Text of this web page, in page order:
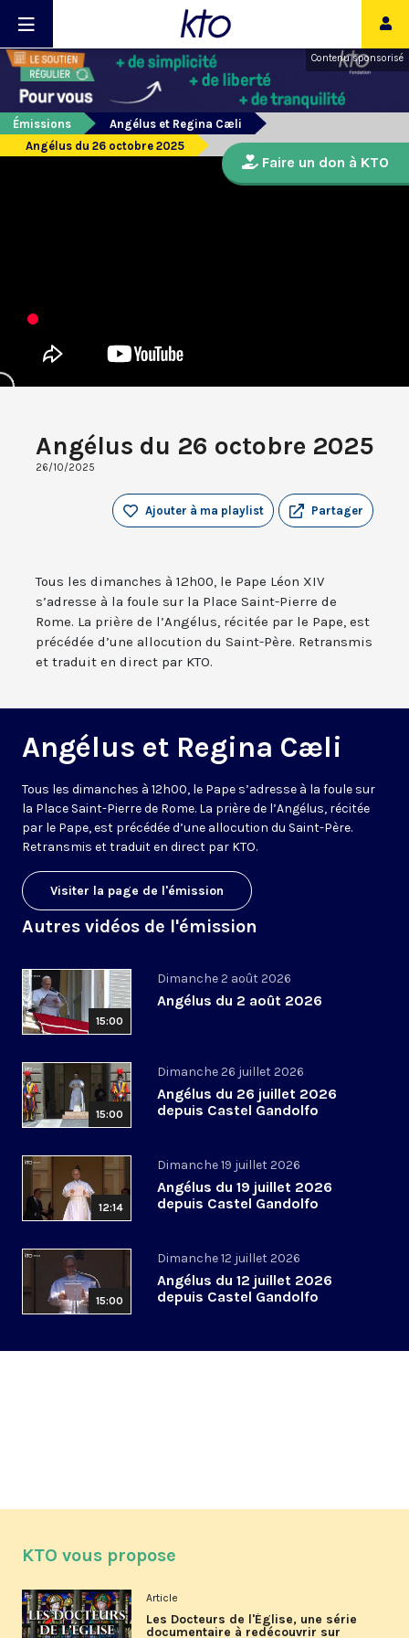
Contenu sponsorisé
Émissions
Angélus et Regina Cæli
Angélus du 26 octobre 2025
Angélus du 26 octobre 2025
26/10/2025
Partager
Ajouter à ma playlist
Tous les dimanches à 12h00, le Pape Léon XIV
s’adresse à la foule sur la Place Saint-Pierre de
Rome. La prière de l’Angélus, récitée par le Pape, est
précédée d’une allocution du Saint-Père. Retransmis
et traduit en direct par KTO.
Angélus et Regina Cæli
Tous les dimanches à 12h00, le Pape s’adresse à la foule sur
la Place Saint-Pierre de Rome. La prière de l’Angélus, récitée
par le Pape, est précédée d’une allocution du Saint-Père.
Retransmis et traduit en direct par KTO.
Visiter la page de l'émission
Autres vidéos de l'émission
15:00
Dimanche 2 août 2026
Angélus du 2 août 2026
15:00
Dimanche 26 juillet 2026
Angélus du 26 juillet 2026
depuis Castel Gandolfo
12:14
Dimanche 19 juillet 2026
Angélus du 19 juillet 2026
depuis Castel Gandolfo
15:00
Dimanche 12 juillet 2026
Angélus du 12 juillet 2026
depuis Castel Gandolfo
Faire un don à KTO
KTO vous propose
Article
Les Docteurs de l'Église, une série
documentaire à redécouvrir sur